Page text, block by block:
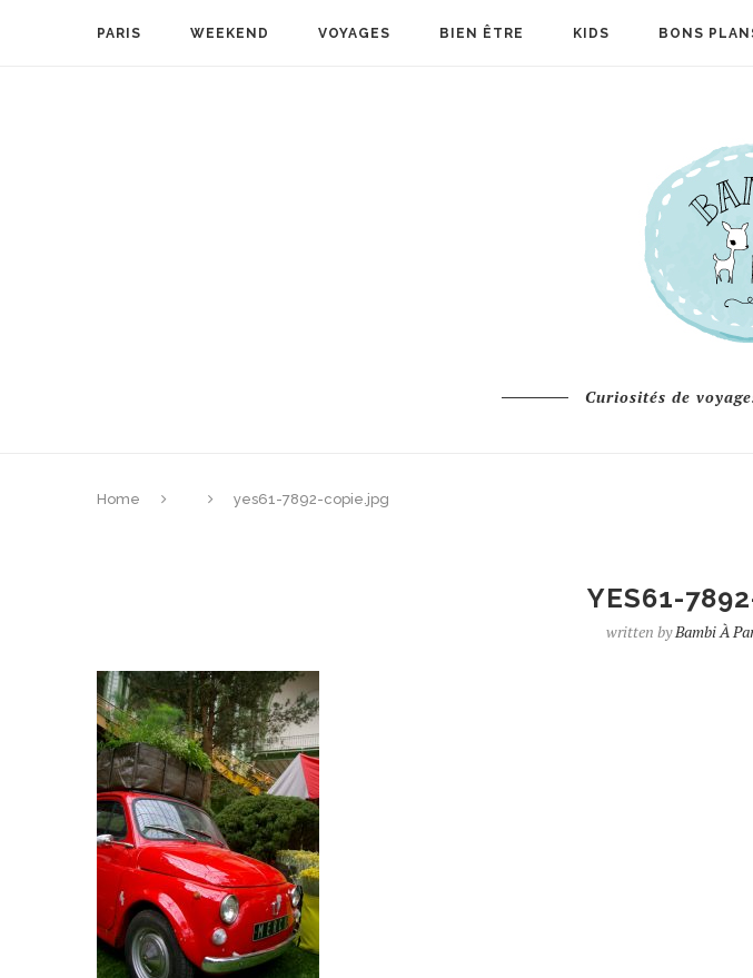
PARIS WEEKEND VOYAGES BIEN ÊTRE KIDS BONS
Curiosités de
Home yes61-7892-copie.jpg
YES61-
written byBambi À